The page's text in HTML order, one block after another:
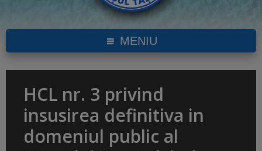
MENIU
HCL nr. 3 privind
insusirea definitiva in
domeniul public al